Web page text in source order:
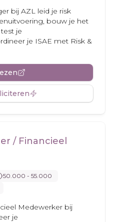
bij AZL leid je risk
bouw je het
je
je ISAE met Risk &
/ Financieel
50.000 - 55.000
Medewerker bij
je